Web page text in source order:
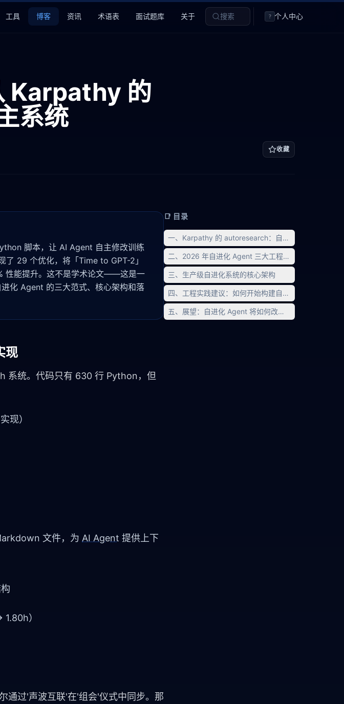
工具 博客 资讯 术语表 面试题库 关于 搜索 ? 个人中心
Karpathy 的
系统
收藏
脚本，让 AI Agent 自主修改训练
29 个优化，将「Time to GPT-2」
性能提升。这不是学术论文——这是一
化 Agent 的三大范式、核心架构和落
现
系统。代码只有 630 行 Python，但
现）
文件，为 AI Agent 提供上下
1.80h）
通过'声波互联'在'组会'仪式中同步。那
📑 目录
一、Karpathy 的 autoresearch：自进化的最小可行实
二、2026 年自进化 Agent 三大工程范式
三、生产级自进化系统的核心架构
四、工程实践建议：如何开始构建自进化系统
五、展望：自进化 Agent 将如何改变软件工程